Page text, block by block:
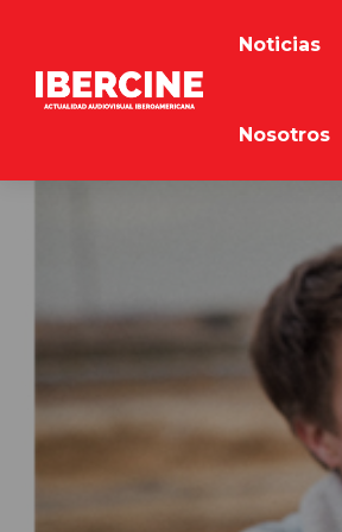
Noticias
Nosotros